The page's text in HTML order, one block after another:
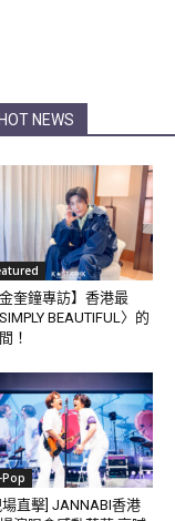
HOT NEWS
金奎鐘專訪】香港最
SIMPLY BEAUTIFUL〉的
！
Pop
場直擊] JANNABI香港